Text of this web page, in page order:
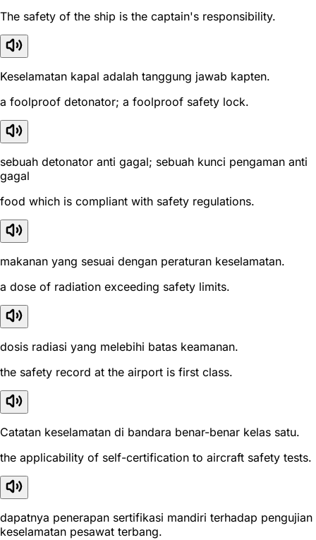
The safety of the ship is the captain's responsibility.
Keselamatan kapal adalah tanggung jawab kapten.
a foolproof detonator; a foolproof safety lock.
sebuah detonator anti gagal; sebuah kunci pengaman anti
gagal
food which is compliant with safety regulations.
makanan yang sesuai dengan peraturan keselamatan.
a dose of radiation exceeding safety limits.
dosis radiasi yang melebihi batas keamanan.
the safety record at the airport is first class.
Catatan keselamatan di bandara benar-benar kelas satu.
the applicability of self-certification to aircraft safety tests.
dapatnya penerapan sertifikasi mandiri terhadap pengujian
keselamatan pesawat terbang.